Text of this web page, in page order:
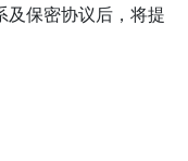
及保密协议后，将提